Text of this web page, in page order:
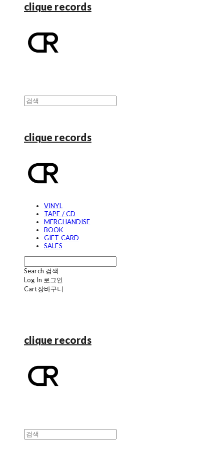
clique records
clique records
VINYL
TAPE / CD
MERCHANDISE
BOOK
GIFT CARD
SALES
Search 검색
Log In 로그인
Cart장바구니
clique records